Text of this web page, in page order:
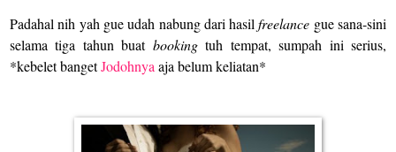
Padahal nih yah gue udah nabung dari hasilfreelance gue sana-sini
selama tiga tahun buat bookingtuh tempat, sumpah ini serius,
*kebelet bangetJodohnya aja belum keliatan*